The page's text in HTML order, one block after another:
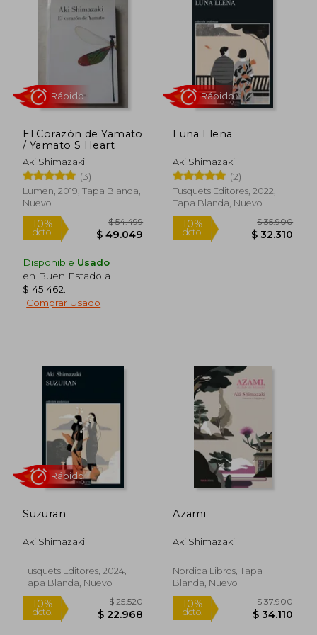
El Corazón de Yamato
/ Yamato S Heart
Aki Shimazaki
(3)
Lumen, 2019, Tapa Blanda,
Nuevo
Rápido
Disponible Usado
en Buen Estado a
$ 45.462
Comprar Usado
Luna Llena
Aki Shimazaki
(2)
Tusquets Editores, 2022,
Tapa Blanda, Nuevo
Rápido
Suzuran
Aki Shimazaki
Tusquets Editores, 2024,
Tapa Blanda, Nuevo
Rápido
Azami
Aki Shimazaki
Nordica Libros, Tapa
Blanda, Nuevo